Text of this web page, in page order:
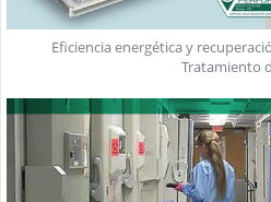
Eficiencia energética y
Tratamiento